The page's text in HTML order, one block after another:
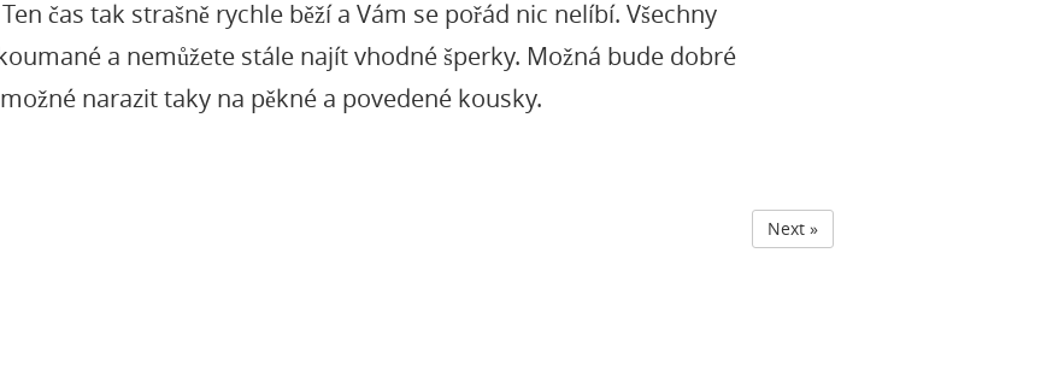
čas tak strašně rychle běží a Vám se pořád nic nelíbí. Všechny
a nemůžete stále najít vhodné šperky. Možná bude dobré
narazit taky na pěkné a povedené kousky.
Next »